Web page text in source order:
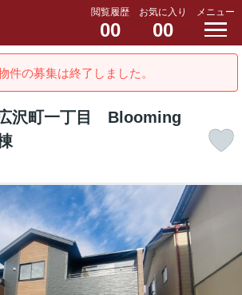
閲覧履歴
00
お気に入り
00
メニュー
件の募集は終了しました。
沢町一丁目 Blooming